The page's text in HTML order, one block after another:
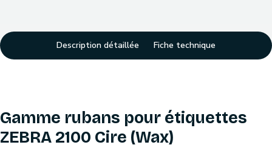
Description détaillée Fiche technique
Gamme rubans pour étiquettes
ZEBRA 2100 Cire (Wax)